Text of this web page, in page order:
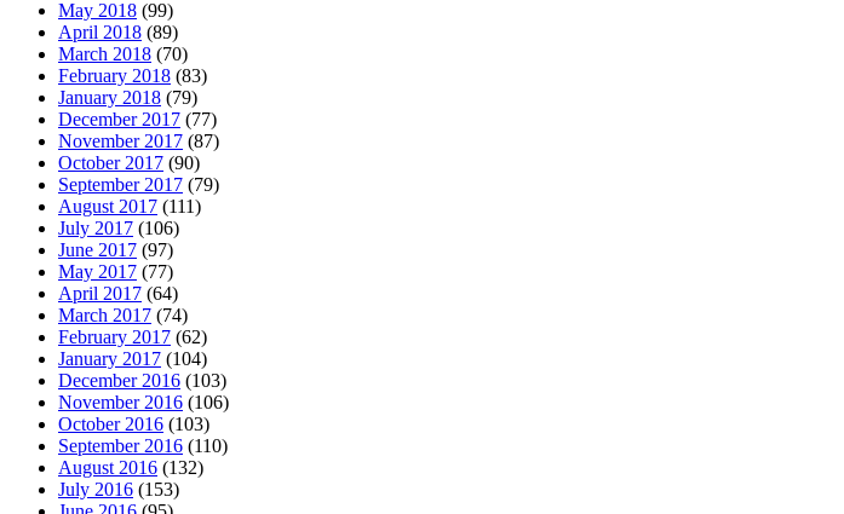
May 2018 (99)
April 2018 (89)
March 2018 (70)
February 2018 (83)
January 2018 (79)
December 2017 (77)
November 2017 (87)
October 2017 (90)
September 2017 (79)
August 2017 (111)
July 2017 (106)
June 2017 (97)
May 2017 (77)
April 2017 (64)
March 2017 (74)
February 2017 (62)
January 2017 (104)
December 2016 (103)
November 2016 (106)
October 2016 (103)
September 2016 (110)
August 2016 (132)
July 2016 (153)